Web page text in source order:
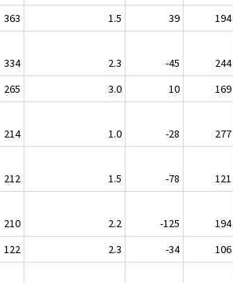
363 1.5 39 194
334 2.3 -45 244
265 3.0 10 169
214 1.0 -28 277
212 1.5 -78 121
210 2.2 -125 194
122 2.3 -34 106